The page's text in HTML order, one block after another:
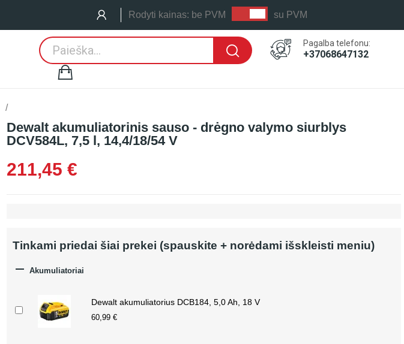
Rodyti kainas: be PVM su PVM
Pagalba telefonu:
+37068647132
Dewalt akumuliatorinis sauso - drėgno valymo siurblys
DCV584L, 7,5 l, 14,4/18/54 V
211,45 €
Tinkami priedai šiai prekei (spauskite + norėdami išskleisti meniu)
 Akumuliatoriai
Dewalt akumuliatorius DCB184, 5,0 Ah, 18 V
60,99 €